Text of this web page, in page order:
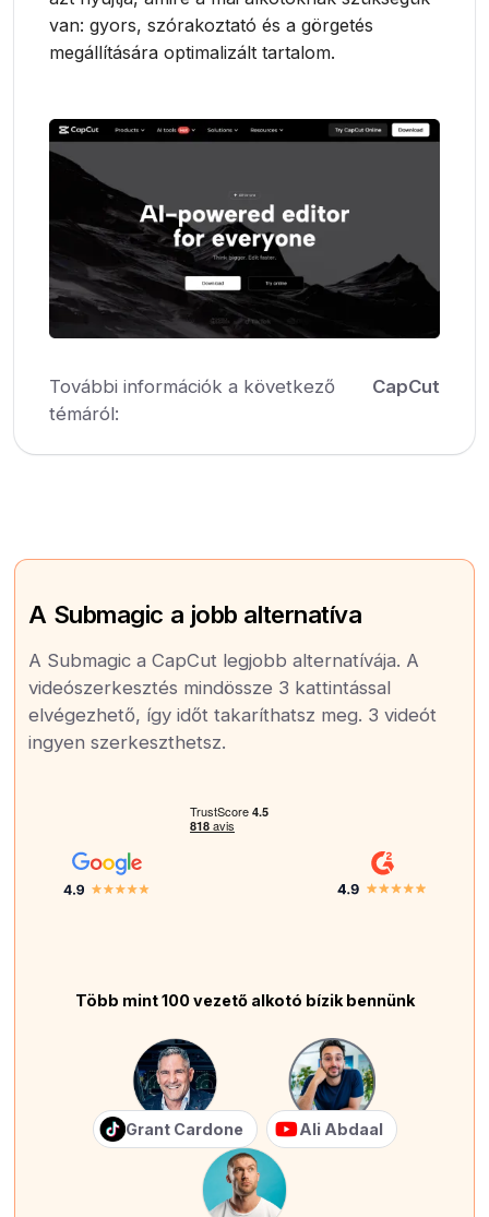
van: gyors, szórakoztató és a görgetés
megállítására optimalizált tartalom.
További információk a következő
témáról:
CapCut
A Submagic a jobb alternatíva
A Submagic a CapCut legjobb alternatívája. A
videószerkesztés mindössze 3 kattintással
elvégezhető, így időt takaríthatsz meg. 3 videót
ingyen szerkeszthetsz.
Több mint 100 vezető alkotó bízik bennünk
Grant Cardone Ali Abdaal